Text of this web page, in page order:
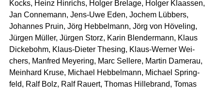
Kocks, Heinz Hin­richs, Hol­ger Bre­la­ge, Hol­ger Kla­as­sen,
Jan Con­ne­mann, Jens-Uwe Eden, Jochem Lüb­bers,
Johan­nes Pru­in, Jörg Heb­bel­mann, Jörg von Höve­ling,
Jür­gen Mül­ler, Jür­gen Storz, Karin Blen­der­mann, Klaus
Dicke­bohm, Klaus-Die­ter The­sing, Klaus-Wer­ner Wei­
chers, Man­fred Meye­ring, Marc Sel­le­re, Mar­tin Damerau,
Mein­hard Kru­se, Micha­el Heb­bel­mann, Micha­el Spring­
feld, Ralf Bolz, Ralf Rau­ert, Tho­mas Hil­le­brand, Tomas